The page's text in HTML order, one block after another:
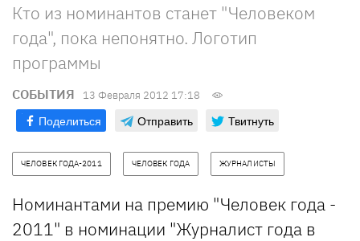
Кто из номинантов станет "Человеком
года", пока непонятно. Логотип
программы
СОБЫТИЯ 13 Февраля 2012 17:18
Поделиться Отправить Твитнуть
ЧЕЛОВЕК ГОДА-2011 ЧЕЛОВЕК ГОДА ЖУРНАЛИСТЫ
Номинантами на премию "Человек года -
2011" в номинации "Журналист года в